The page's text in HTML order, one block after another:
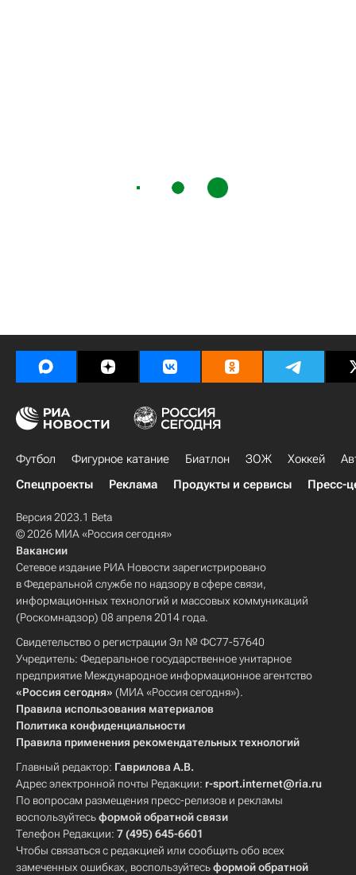
Футбол Фигурное катание Биатлон ЗОЖ Хоккей
Спецпроекты
Реклама Продукты и сервисы Пресс-
Версия 2023.1 Beta
© 2026 МИА «Россия сегодня»
Вакансии
Сетевое издание РИА Новости зарегистрировано
в Федеральной службе по надзору в сфере связи,
информационных технологий и массовых коммуникаций
(Роскомнадзор) 08 апреля 2014 года.
Свидетельство о регистрации Эл № ФС77-57640
Учредитель: Федеральное государственное унитарное
предприятие Международное информационное агентство
«Россия сегодня» (МИА «Россия сегодня»).
Правила использования материалов
Политика конфиденциальности
Правила применения рекомендательных технологий
Главный редактор: Гаврилова А.В.
Адрес электронной почты Редакции: r-sport.internet@ria.ru
По вопросам размещения пресс-релизов и рекламы
воспользуйтесьформой обратной связи
Телефон Редакции: 7 (495) 645-6601
Чтобы связаться с редакцией или сообщить обо всех
замеченных ошибках, воспользуйтесьформой обратной